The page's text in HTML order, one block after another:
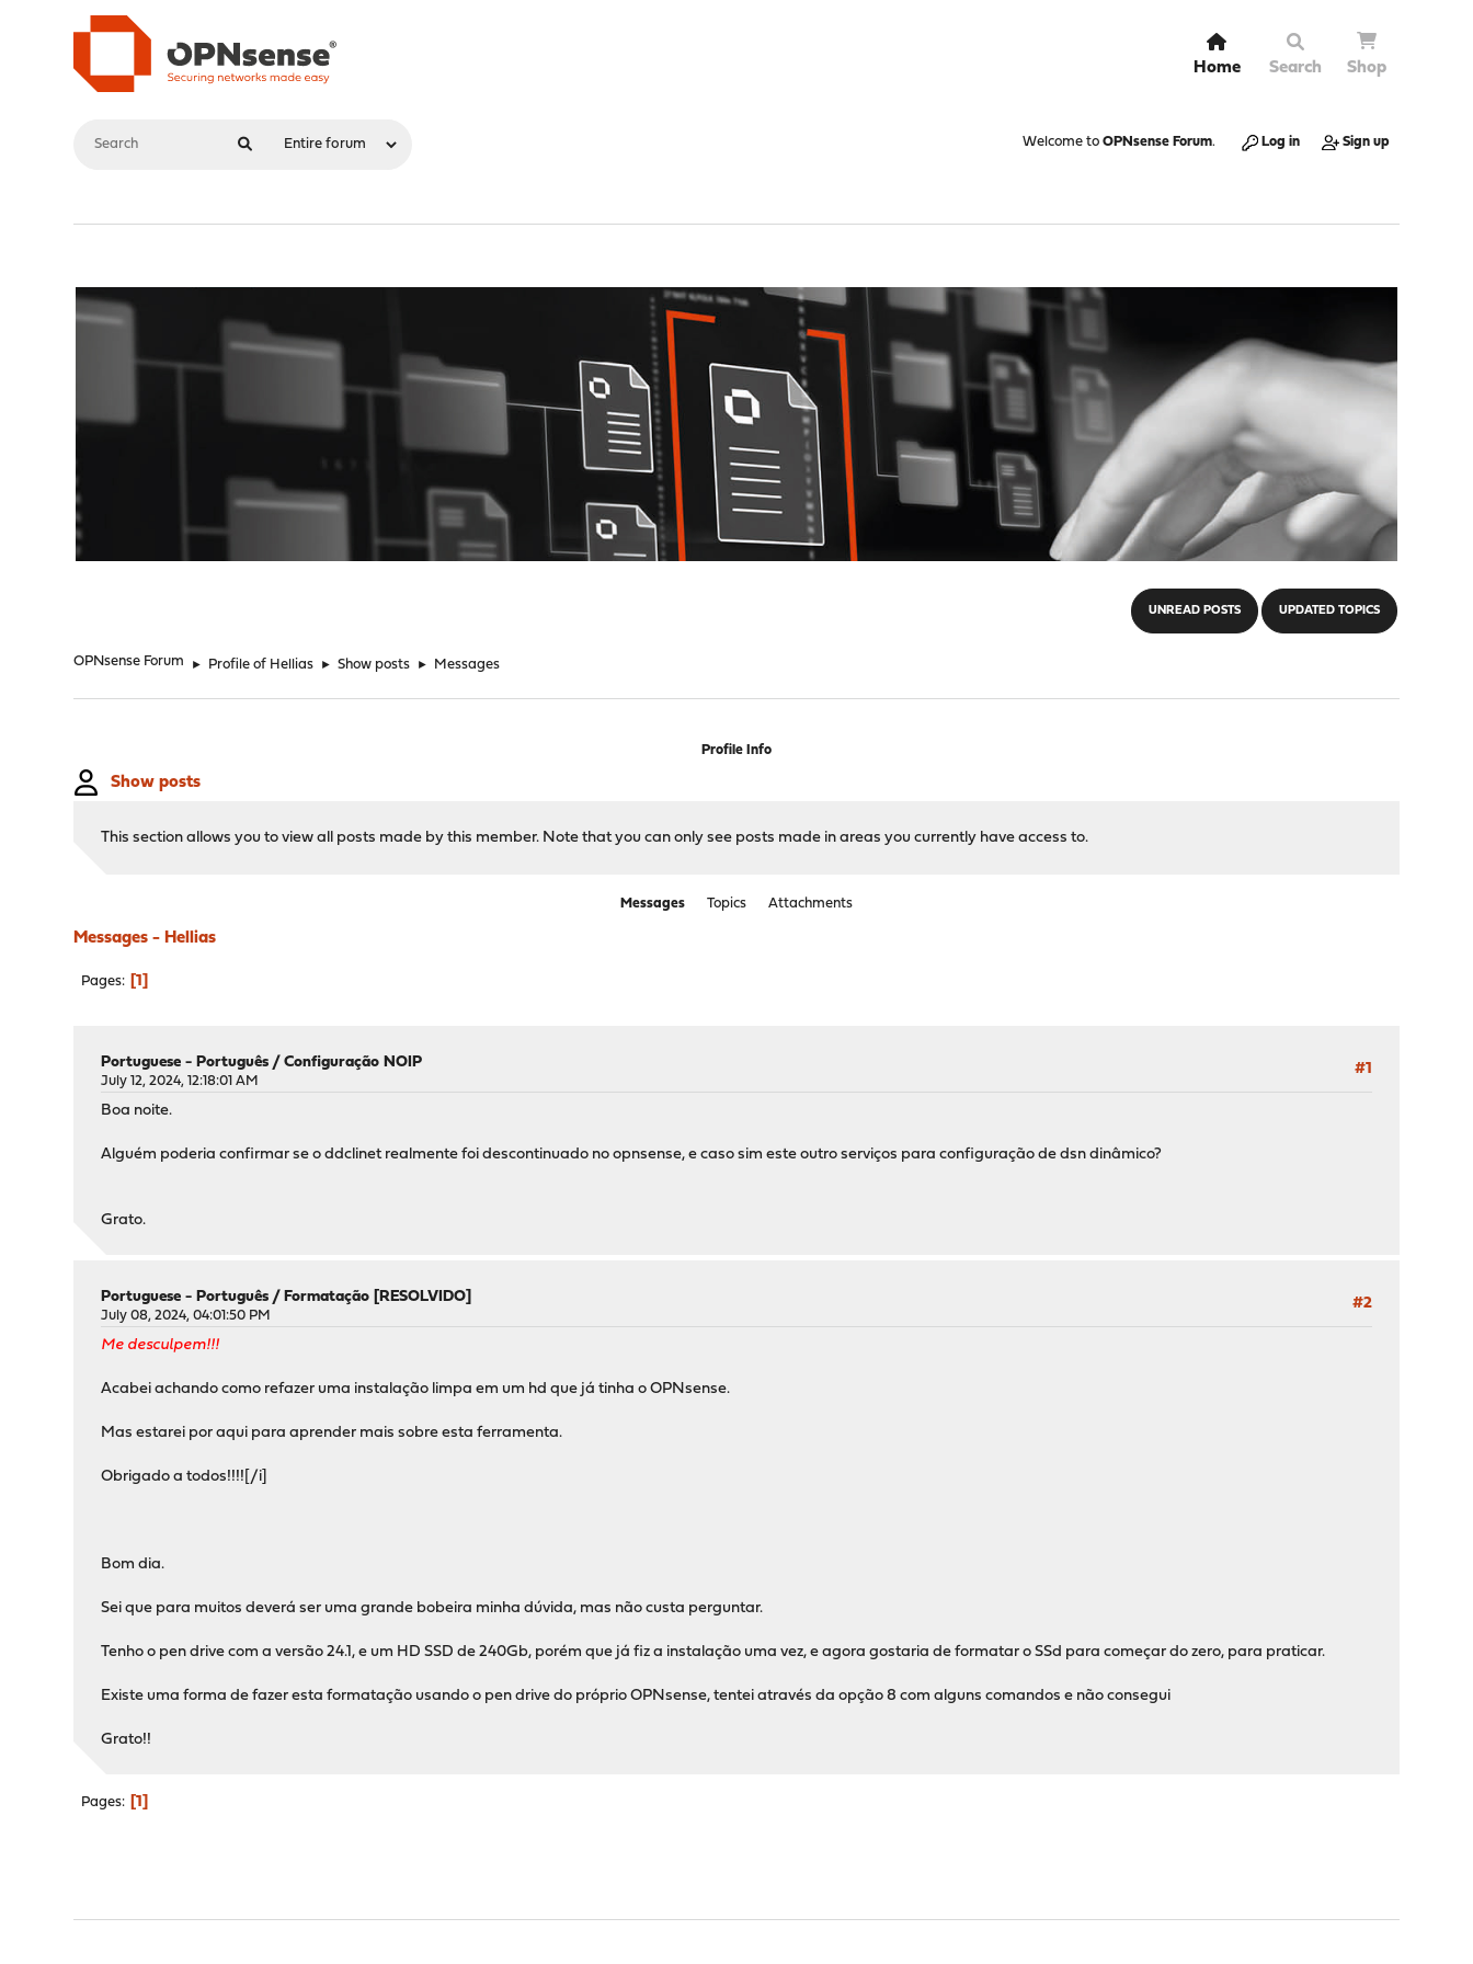
Home Search Shop
Welcome to OPNsense Forum. Log in Sign up
UNREAD POSTS UPDATED TOPICS
OPNsense Forum ► Profile of Hellias ► Show posts ► Messages
Profile Info
Show posts
This section allows you to view all posts made by this member. Note that you can only see posts made in areas you currently have access to.
Messages Topics Attachments
Messages - Hellias
Pages 1
#1
Portuguese - Português /Configuração NOIP
July 12, 2024, 12:18:01 AM
Boa noite.
Alguém poderia confirmar se o ddclinet realmente foi descontinuado no opnsense, e caso sim este outro serviços para configuração de dsn dinâmico?
Grato.
#2
Portuguese - Português /Formatação [RESOLVIDO]
July 08, 2024, 04:01:50 PM
Me desculpem!!!
Acabei achando como refazer uma instalação limpa em um hd que já tinha o OPNsense.
Mas estarei por aqui para aprender mais sobre esta ferramenta.
Obrigado a todos!!!![/i]
Bom dia.
Sei que para muitos deverá ser uma grande bobeira minha dúvida, mas não custa perguntar.
Tenho o pen drive com a versão 24.1, e um HD SSD de 240Gb, porém que já fiz a instalação uma vez, e agora gostaria de formatar o SSd para começar do zero, para praticar.
Existe uma forma de fazer esta formatação usando o pen drive do próprio OPNsense, tentei através da opção 8 com alguns comandos e não consegui
Grato!!
Pages 1